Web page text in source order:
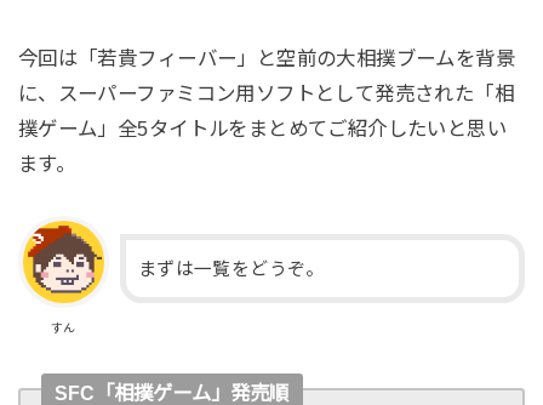
今回は「若貴フィーバー」と空前の大相撲ブームを背景
に、スーパーファミコン用ソフトとして発売された「相
撲ゲーム」全5タイトルをまとめてご紹介したいと思い
ます。
すん
まずは一覧をどうぞ。
SFC「相撲ゲーム」発売順